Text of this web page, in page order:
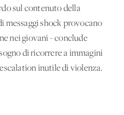
sul contenuto della
messaggi shock provocano
nei giovani - conclude
di ricorrere a immagini
inutile di violenza.